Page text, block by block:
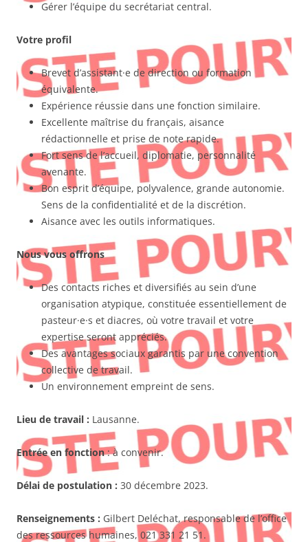
Gérer l’équipe du secrétariat central.
Votre profil
Brevet d’assistant·e de direction ou formation
équivalente.
Expérience réussie dans une fonction similaire.
Excellente maîtrise du français, aisance
rédactionnelle et prise de note rapide.
Fort sens de l’accueil, diplomatie, personnalité
avenante.
Bon esprit d’équipe, polyvalence, grande autonomie.
Sens de la confidentialité et de la discrétion.
Aisance avec les outils informatiques.
Nous vous offrons
Des contacts riches et diversifiés au sein d’une
organisation atypique, constituée essentiellement de
pasteur·e·s et diacres, où votre travail et votre
expertise seront appréciés.
Des avantages sociaux garantis par une convention
collective de travail.
Un environnement empreint de sens.
Lieu de travail : Lausanne.
Entrée en fonction: à convenir.
Délai de postulation : 30 décembre 2023.
Renseignements : Gilbert Deléchat, responsable de l’office
des ressources humaines, 021 331 21 51.